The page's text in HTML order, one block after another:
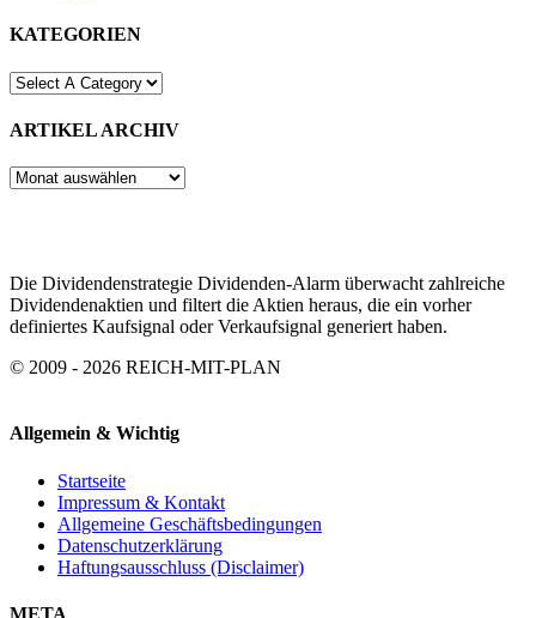
KATEGORIEN
ARTIKEL ARCHIV
ARTIKEL
Die Dividendenstrategie Dividenden-Alarm überwacht zahlreiche
Dividendenaktien und filtert die Aktien heraus, die ein vorher
definiertes Kaufsignal oder Verkaufsignal generiert haben.
© 2009 - 2026 REICH-MIT-PLAN
Allgemein & Wichtig
Startseite
Impressum & Kontakt
Allgemeine Geschäftsbedingungen
Datenschutzerklärung
Haftungsausschluss (Disclaimer)
META